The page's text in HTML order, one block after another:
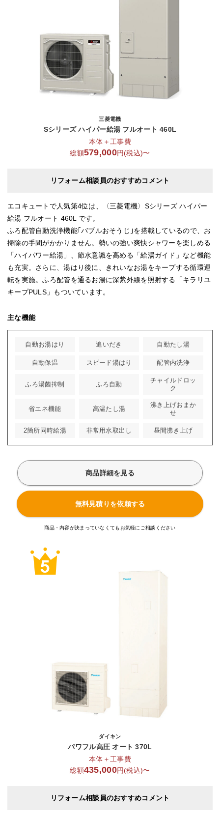
三菱電機
Sシリーズ ハイパー給湯 フルオート 460L
本体＋工事費
総額579,000円(税込)〜
リフォーム相談員のおすすめコメント
エコキュートで人気第4位は、〈三菱電機〉Sシリーズ ハイパー
給湯 フルオート 460L です。
ふろ配管自動洗浄機能｢バブルおそうじ｣を搭載しているので、お
掃除の手間がかかりません。勢いの強い爽快シャワーを楽しめる
「ハイパワー給湯」、節水意識を高める「給湯ガイド」など機能
も充実。さらに、湯はり後に、きれいなお湯をキープする循環運
転を実施。ふろ配管を通るお湯に深紫外線を照射する「キラリユ
キープPULS」もついています。
主な機能
自動お湯はり 追いだき 自動たし湯
自動保温 スピード湯はり 配管内洗浄
ふろ湯菌抑制 ふろ自動
チャイルドロッ
ク
省エネ機能 高温たし湯
沸き上げおまか
せ
2箇所同時給湯 非常用水取出し 昼間沸き上げ
商品詳細を見る
無料見積りを依頼する
商品・内容が決まっていなくてもお気軽にご相談ください
ダイキン
パワフル高圧 オート 370L
本体＋工事費
総額435,000円(税込)〜
リフォーム相談員のおすすめコメント